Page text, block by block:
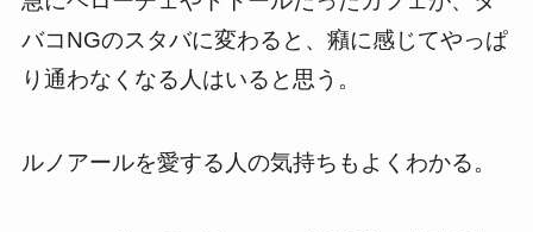
バコNGのスタバに変わると、癪に感じてやっぱ
り通わなくなる人はいると思う。
ルノアールを愛する人の気持ちもよくわかる。